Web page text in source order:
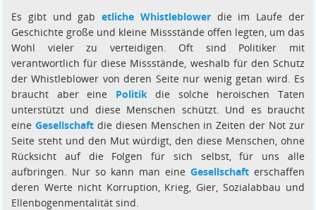
Es gibt und gabetliche Whistleblowerdie im Laufe der
Geschichte große und kleine Missstände offen legten, um das
Wohl vieler zu verteidigen. Oft sind Politiker mit
verantwortlich für diese Missstände, weshalb für den Schutz
der Whistleblower von deren Seite nur wenig getan wird. Es
braucht aber eine Politikdie solche heroischen Taten
unterstützt und diese Menschen schützt. Und es braucht
eine Gesellschaftdie diesen Menschen in Zeiten der Not zur
Seite steht und den Mut würdigt, den diese Menschen, ohne
Rücksicht auf die Folgen für sich selbst, für uns alle
aufbringen. Nur so kann man eine Gesellschaft erschaffen
deren Werte nicht Korruption, Krieg, Gier, Sozialabbau und
Ellenbogenmentalität sind.